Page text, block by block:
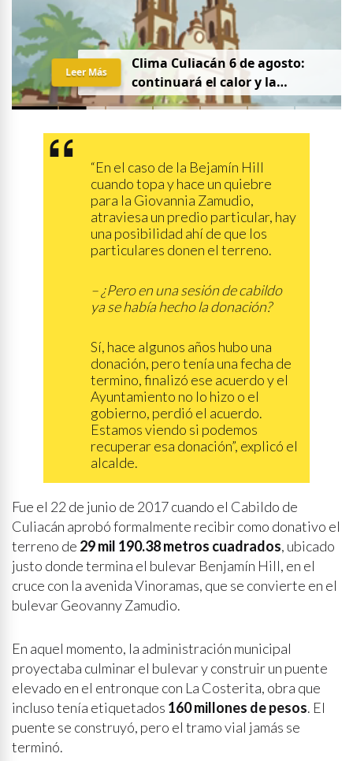
Clima Culiacán 6 de agosto:
continuará el calor y la
probabilidad de lluvia
Leer Más
“En el caso de la Bejamín Hill
cuando topa y hace un quiebre
para la Giovannia Zamudio,
atraviesa un predio particular, hay
una posibilidad ahí de que los
particulares donen el terreno.
– ¿Pero en una sesión de cabildo
ya se había hecho la donación?
Sí, hace algunos años hubo una
donación, pero tenía una fecha de
termino, finalizó ese acuerdo y el
Ayuntamiento no lo hizo o el
gobierno, perdió el acuerdo.
Estamos viendo si podemos
recuperar esa donación”, explicó el
alcalde.
Fue el 22 de junio de 2017 cuando el Cabildo de
Culiacán aprobó formalmente recibir como donativo el
terreno de 29 mil 190.38 metros cuadrados, ubicado
justo donde termina el bulevar Benjamín Hill, en el
cruce con la avenida Vinoramas, que se convierte en el
bulevar Geovanny Zamudio.
En aquel momento, la administración municipal
proyectaba culminar el bulevar y construir un puente
elevado en el entronque con La Costerita, obra que
incluso tenía etiquetados 160 millones de pesos. El
puente se construyó, pero el tramo vial jamás se
terminó.